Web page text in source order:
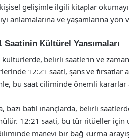
gelişimle ilgili kitaplar
anlamalarına ve yaşamlarına yön
Saatinin Kültürel Yansımaları
kültürlerde, belirli saatlerin ve
12:21 saati, şans ve fırsatlar
bu saat diliminde önemli kararlar
bazı batıl inançlarda, belirli
12:21 saati, bu tür ritüeller
manevi bir bağ kurma